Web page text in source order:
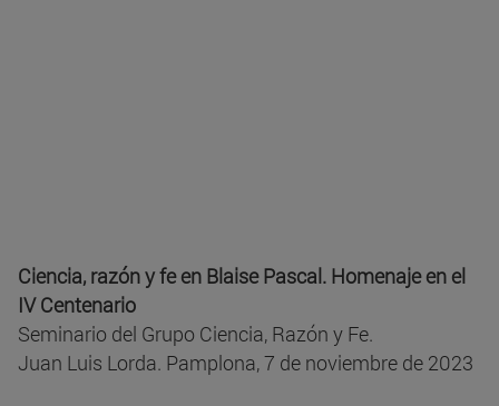
Ciencia, razón y fe en Blaise Pascal. Homenaje en el
IV Centenario
Seminario del Grupo Ciencia, Razón y Fe.
Juan Luis Lorda. Pamplona, 7 de noviembre de 2023